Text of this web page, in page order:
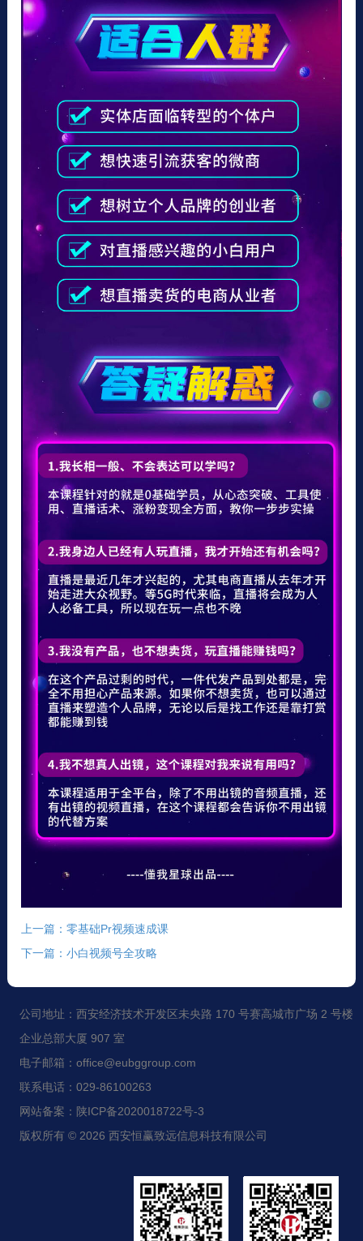
上一篇：零基础Pr视频速成课
下一篇：小白视频号全攻略
公司地址：西安经济技术开发区未央路 170 号赛高城市广场 2 号楼
企业总部大厦 907 室
电子邮箱：office@eubggroup.com
联系电话：029-86100263
网站备案：陕ICP备2020018722号-3
版权所有 © 2026 西安恒赢致远信息科技有限公司